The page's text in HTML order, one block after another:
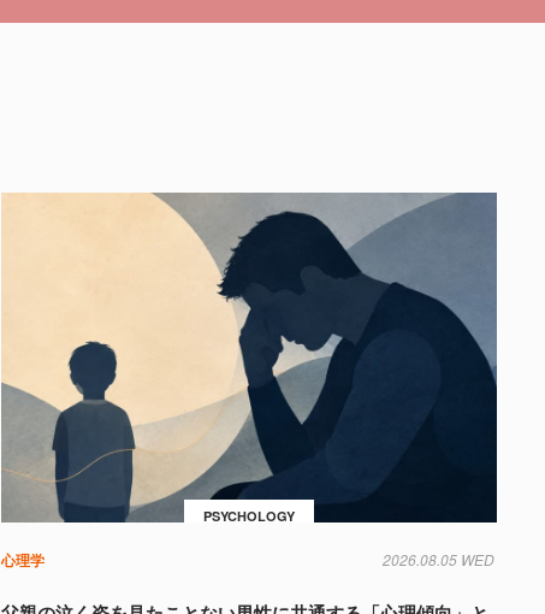
PSYCHOLOGY
心理学 2026.08.05 WED